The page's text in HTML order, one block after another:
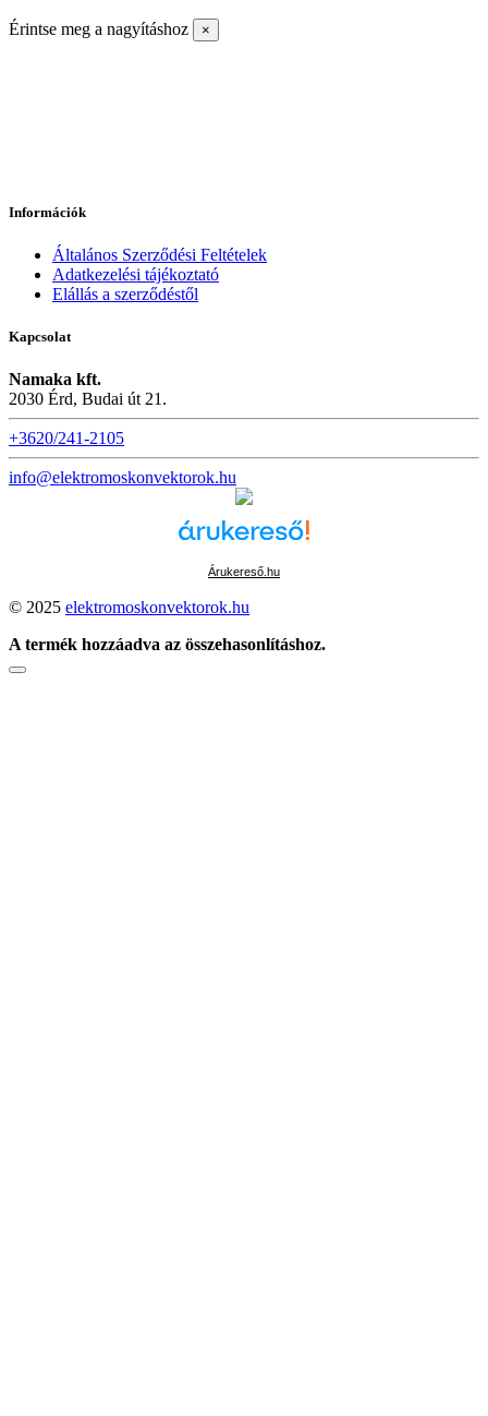
Érintse meg a nagyításhoz ×
Információk
Általános Szerződési Feltételek
Adatkezelési tájékoztató
Elállás a szerződéstől
Kapcsolat
Namaka kft.
2030 Érd, Budai út 21.
+3620/241-2105
info@elektromoskonvektorok.hu
Árukereső.hu
© 2025 elektromoskonvektorok.hu
A termék hozzáadva az összehasonlításhoz.